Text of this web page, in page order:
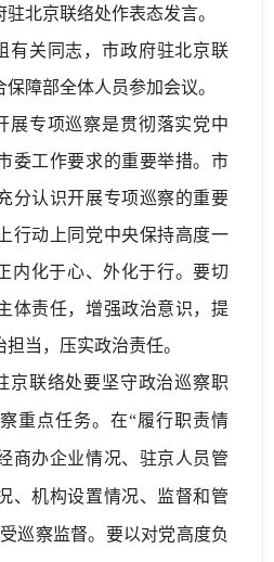
驻北京联络处作表态发言。
有关 同志，市政府驻北京联
障部全体人员参加会议。
展专项巡察是贯彻落实党中
委工作要求的重要举措。市
分认识开展专项巡察的重要
行动上同党中央保持高度一
内化于心、外化于行。要切
体责任，增强政治意识，提
当，压实政治责任。
京联络处要坚守政治巡察职
重点任务。在“履行职责情
商办企业情况、驻京人员管
、机构设置情况、监督和管
巡察监督。要以对党高度负